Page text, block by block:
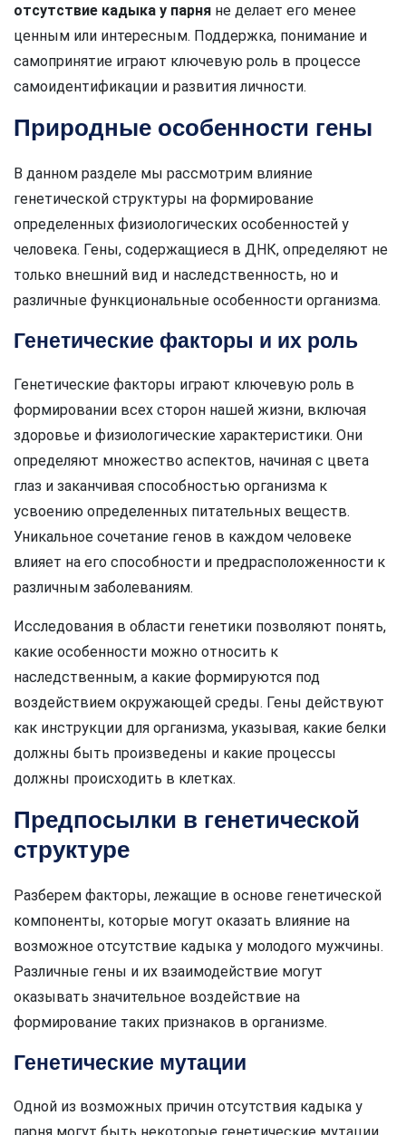
отсутствие кадыка у парня не делает его менее
ценным или интересным. Поддержка, понимание и
самопринятие играют ключевую роль в процессе
самоидентификации и развития личности.
Природные особенности гены
В данном разделе мы рассмотрим влияние
генетической структуры на формирование
определенных физиологических особенностей у
человека. Гены, содержащиеся в ДНК, определяют не
только внешний вид и наследственность, но и
различные функциональные особенности организма.
Генетические факторы и их роль
Генетические факторы играют ключевую роль в
формировании всех сторон нашей жизни, включая
здоровье и физиологические характеристики. Они
определяют множество аспектов, начиная с цвета
глаз и заканчивая способностью организма к
усвоению определенных питательных веществ.
Уникальное сочетание генов в каждом человеке
влияет на его способности и предрасположенности к
различным заболеваниям.
Исследования в области генетики позволяют понять,
какие особенности можно относить к
наследственным, а какие формируются под
воздействием окружающей среды. Гены действуют
как инструкции для организма, указывая, какие белки
должны быть произведены и какие процессы
должны происходить в клетках.
Предпосылки в генетической
структуре
Разберем факторы, лежащие в основе генетической
компоненты, которые могут оказать влияние на
возможное отсутствие кадыка у молодого мужчины.
Различные гены и их взаимодействие могут
оказывать значительное воздействие на
формирование таких признаков в организме.
Генетические мутации
Одной из возможных причин отсутствия кадыка у